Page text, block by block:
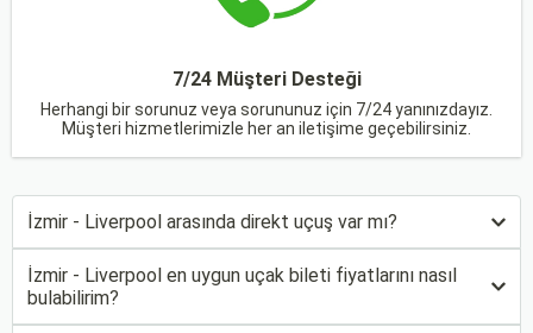
7/24 Müşteri Desteği
Herhangi bir sorunuz veya sorununuz için 7/24 yanınızdayız.
Müşteri hizmetlerimizle her an iletişime geçebilirsiniz.
İzmir - Liverpool arasında direkt uçuş var mı?
İzmir - Liverpool en uygun uçak bileti fiyatlarını nasıl
bulabilirim?